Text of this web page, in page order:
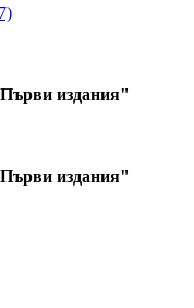
издания"
издания"